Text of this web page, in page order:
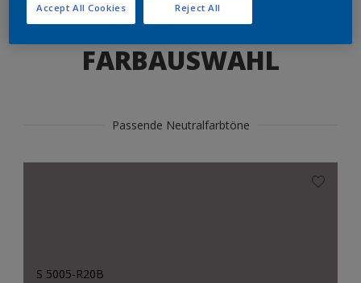
FARBAUSWAHL
Passende Neutralfarbtöne
S 5005-R20B
Reject All
Accept All Cookies